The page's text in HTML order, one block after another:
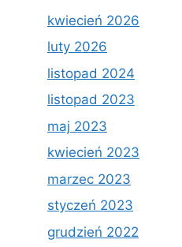
kwiecień 2026
luty 2026
listopad 2024
listopad 2023
maj 2023
kwiecień 2023
marzec 2023
styczeń 2023
grudzień 2022